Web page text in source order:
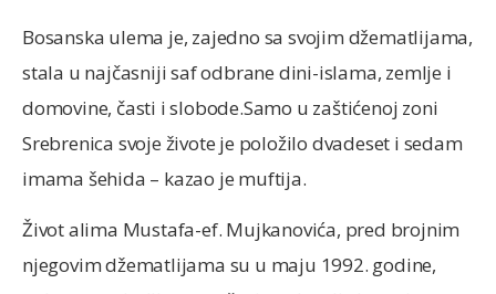
Bosanska ulema je, zajedno sa svojim džematlijama,
stala u najčasniji saf odbrane dini-islama, zemlje i
domovine, časti i slobode.Samo u zaštićenoj zoni
Srebrenica svoje živote je položilo dvadeset i sedam
imama šehida – kazao je muftija.
Život alima Mustafa-ef. Mujkanovića, pred brojnim
njegovim džematlijama su u maju 1992. godine,